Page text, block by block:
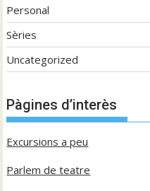
Personal
Sèries
Uncategorized
Pàgines d’interès
Excursions a peu
Parlem de teatre